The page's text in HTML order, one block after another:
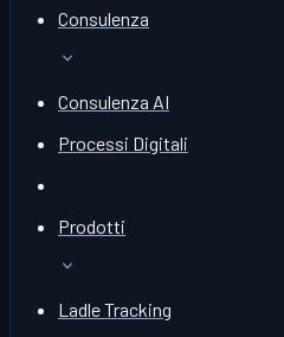
Consulenza
Consulenza AI
Processi Digitali
Prodotti
Ladle Tracking